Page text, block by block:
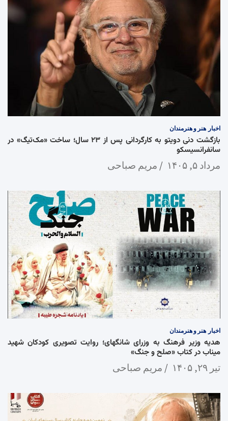
اخبار هنر و هنرمندان
بازگشت دنی دویتو به کارگردانی پس از ۲۳ سال؛ ساخت «مک‌تیگ» در
سانفرانسیسکو
مرداد ۵, ۱۴۰۵ مریم صباحی
اخبار هنر و هنرمندان
هدیه وزیر فرهنگ به وزرای شانگهای؛ روایت تصویری کودکان شهید
میناب در کتاب «صلح و جنگ»
تیر ۲۹, ۱۴۰۵ مریم صباحی